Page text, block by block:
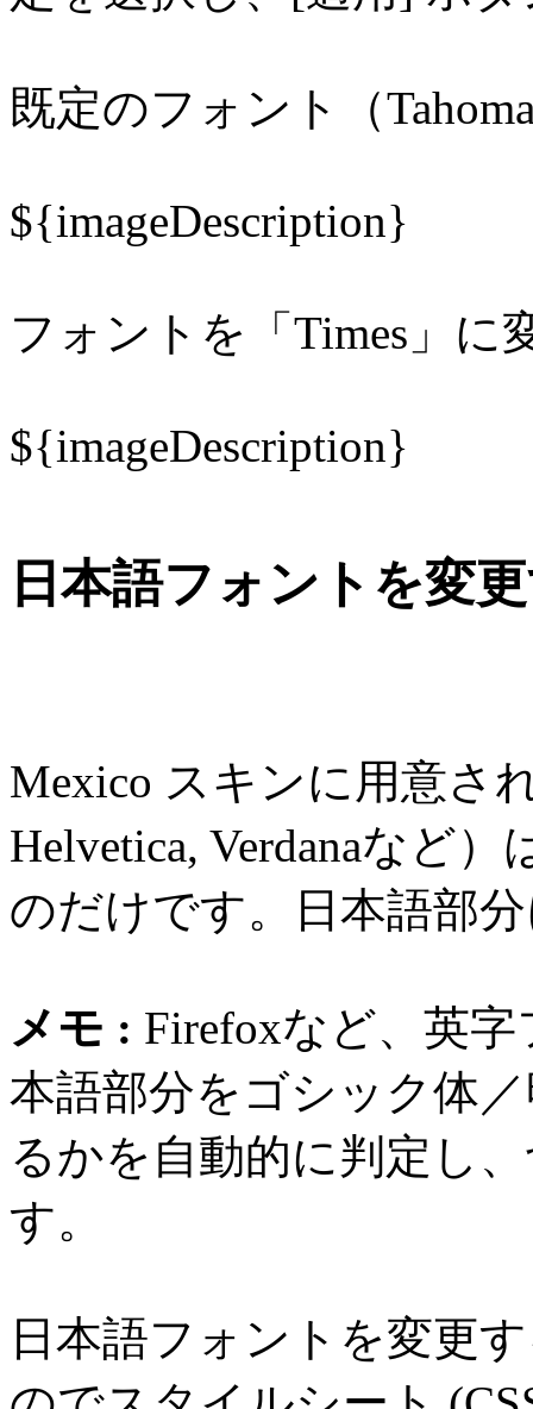
既定のフォント（
${imageDescription}
フォントを「Times」に
${imageDescription}
日本語フォントを変
Mexico スキンに用意さ
Helvetica, Verdanaなど
のだけです。日本語部
メモ : Firefoxなど、英
本語部分をゴシック体
るかを自動的に判定し
す。
日本語フォントを変更